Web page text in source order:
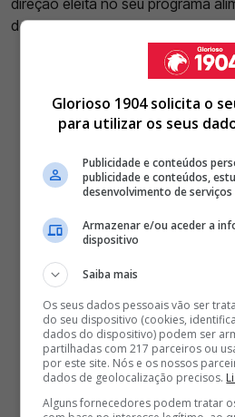
de que venham a ser uma
Glorioso 1904 solicita o
para utilizar os seus
Publicidade e conteúdos
publicidade e conteúdos,
desenvolvimento de serviços
Armazenar e/ou aceder a
dispositivo
Saiba mais
Os seus dados pessoais vão ser
do seu dispositivo (cookies,
dados do dispositivo) podem ser
partilhadas com 217 parceiros ou
por este site. Nós e os nossos
dados de geolocalização precisos.
Alguns fornecedores podem tratar